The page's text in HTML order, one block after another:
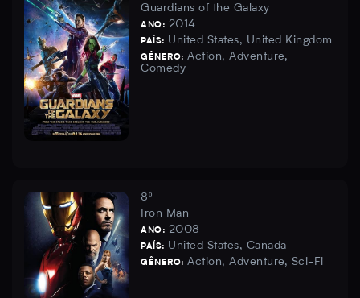
Guardians of the Galaxy
ANO: 2014
PAÍS: United States, United Kingdom
GÊNERO: Action, Adventure,
Comedy
8º
Iron Man
ANO: 2008
PAÍS: United States, Canada
GÊNERO: Action, Adventure, Sci-Fi